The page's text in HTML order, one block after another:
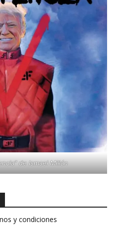
de Ismael Millán
y condiciones